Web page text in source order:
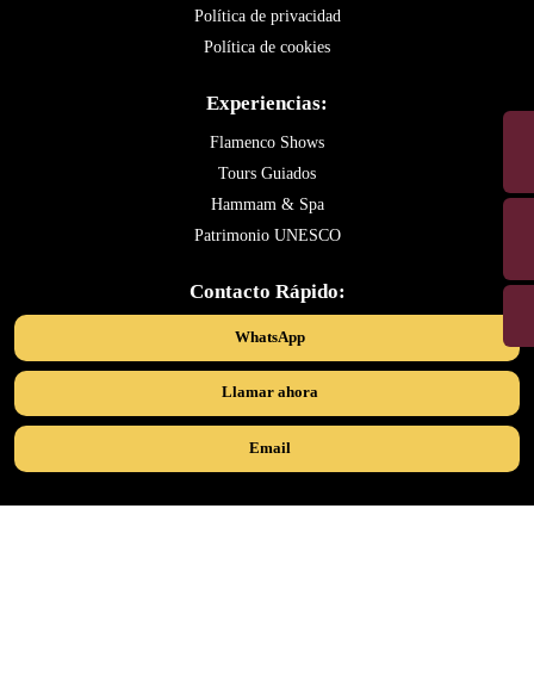
Política de privacidad
Política de cookies
Experiencias:
Flamenco Shows
Tours Guiados
Hammam & Spa
Patrimonio UNESCO
Contacto Rápido:
WhatsApp
Llamar ahora
Email